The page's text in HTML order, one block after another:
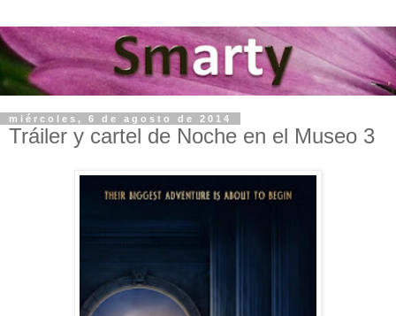
miércoles, 6 de agosto de 2014
Tráiler y cartel de Noche en el Museo 3